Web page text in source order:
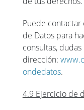
Puede
de Datos para
consultas,
dirección:
ondedatos.
4.9 Ejercicio de